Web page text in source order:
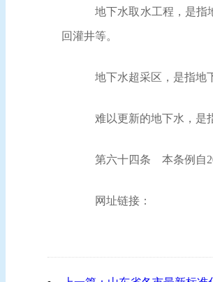
地下水取水工程，是指
回灌井等。
地下水超采区，是指地
难以更新的地下水，是
第六十四条 本条例自
网址链接：